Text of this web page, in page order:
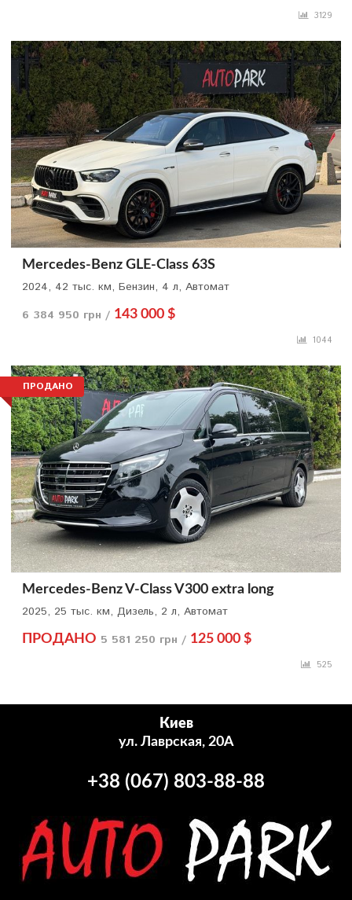
3129
Mercedes-Benz GLE-Class 63S
2024, 42 тыс. км, Бензин, 4 л, Автомат
6 384 950 грн / 143 000 $
1044
ПРОДАНО
Mercedes-Benz V-Class V300 extra long
2025, 25 тыс. км, Дизель, 2 л, Автомат
ПРОДАНО 5 581 250 грн / 125 000 $
525
Киев
ул. Лаврская, 20А
+38 (067) 803-88-88